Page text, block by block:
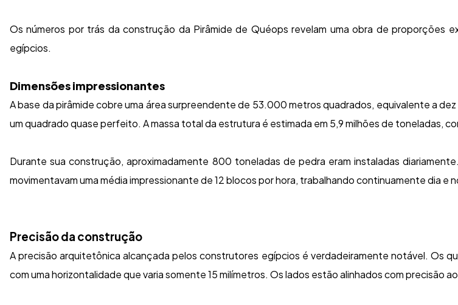
Os números por trás da construção da Pirâmide de Quéops revelam uma obra de proporções
egípcios.
Dimensões impressionantes
A base da pirâmide cobre uma área surpreendente de 53.000 metros quadrados, equivalente a
um quadrado quase perfeito. A massa total da estrutura é estimada em 5,9 milhões de toneladas,
Durante sua construção, aproximadamente 800 toneladas de pedra eram instaladas
movimentavam uma média impressionante de 12 blocos por hora, trabalhando continuamente dia e
Precisão da construção
A precisão arquitetônica alcançada pelos construtores egípcios é verdadeiramente notável. Os
com uma horizontalidade que varia somente 15 milímetros. Os lados estão alinhados com precisão